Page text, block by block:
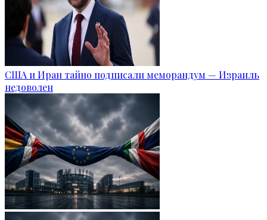
США и Иран тайно подписали меморандум — Израиль
недоволен